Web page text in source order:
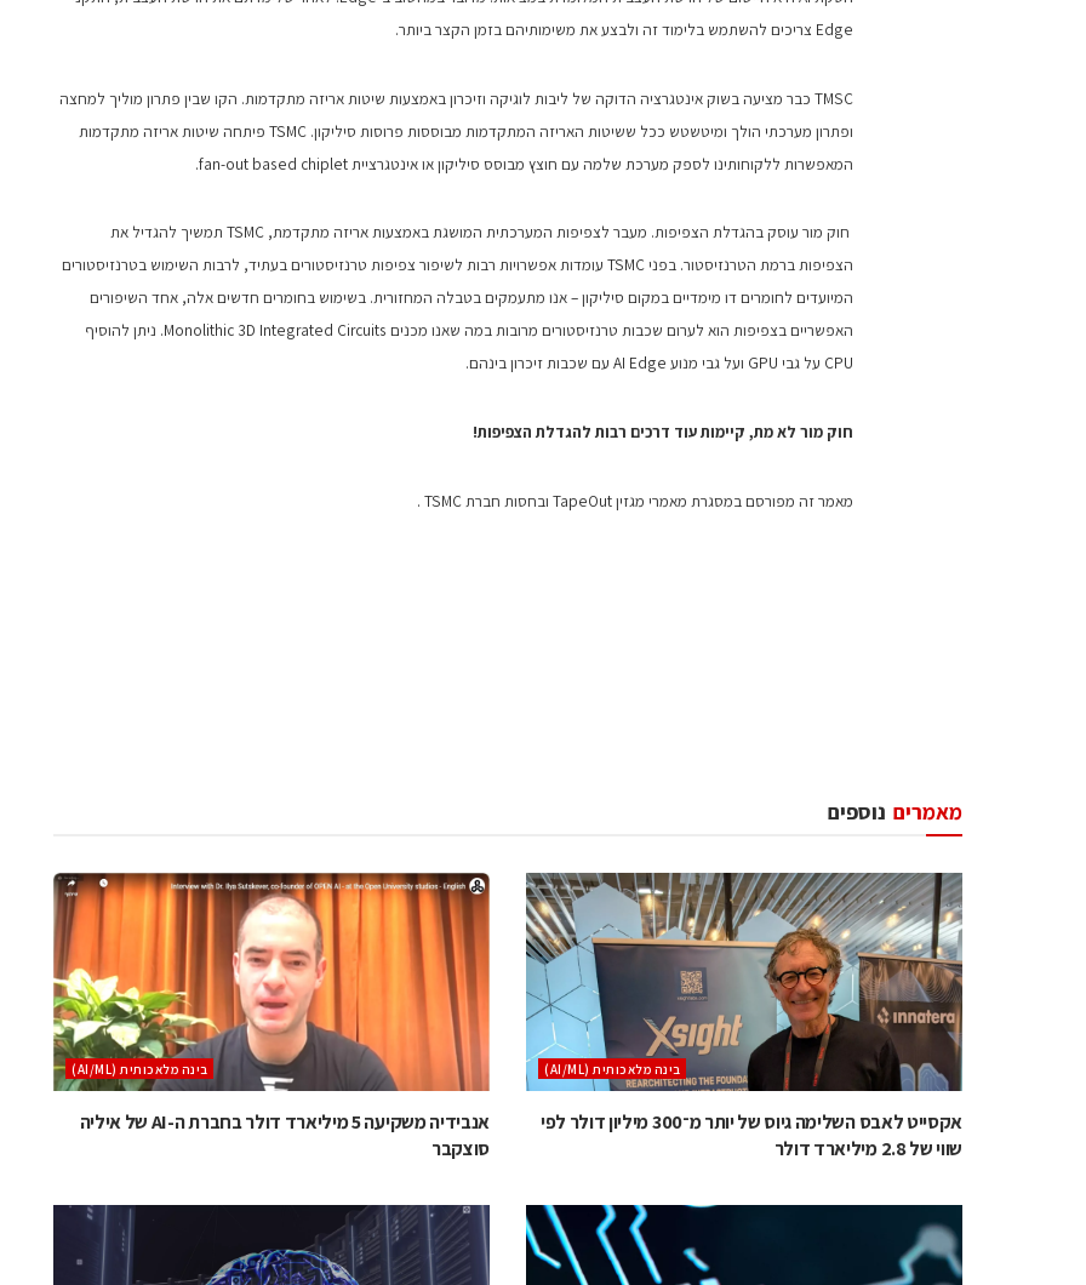
Edge צריכים להשתמש בלימוד זה ולבצע את משימותיהם בזמן הקצר ביותר.
TMSC כבר מציעה בשוק אינטגרציה הדוקה של ליבות לוגיקה וזיכרון באמצעות שיטות אריזה מתקדמות. הקו שבין פתרון מוליך למחצה
ופתרון מערכתי הולך ומיטשטש ככל ששיטות האריזה המתקדמות מבוססות פרוסות סיליקון. TSMC פיתחה שיטות אריזה מתקדמות
המאפשרות ללקוחותינו לספק מערכת שלמה עם חוצץ מבוסס סיליקון או אינטגרציית fan-out based chiplet.
חוק מור עוסק בהגדלת הצפיפות. מעבר לצפיפות המערכתית המושגת באמצעות אריזה מתקדמת, TSMC תמשיך להגדיל את
הצפיפות ברמת הטרנזיסטור. בפני TSMC עומדות אפשרויות רבות לשיפור צפיפות טרנזיסטורים בעתיד, לרבות השימוש בטרנזיסטורים
המיועדים לחומרים דו מימדיים במקום סיליקון – אנו מתעמקים בטבלה המחזורית. בשימוש בחומרים חדשים אלה, אחד השיפורים
האפשריים בצפיפות הוא לערום שכבות טרנזיסטורים מרובות במה שאנו מכנים Monolithic 3D Integrated Circuits. ניתן להוסיף
CPU על גבי GPU ועל גבי מנוע AI Edge עם שכבות זיכרון בינהם.
חוק מור לא מת, קיימות עוד דרכים רבות להגדלת הצפיפות!
מאמר זה מפורסם במסגרת מאמרי מגזין TapeOut ובחסות חברת TSMC .
נוספים מאמרים
בינה מלאכותית (AI/ML)
אקסייט לאבס השלימה גיוס של יותר מ־300 מיליון דולר לפי
שווי של 2.8 מיליארד דולר
בינה מלאכותית (AI/ML)
אנבידיה משקיעה 5 מיליארד דולר בחברת ה-AI של איליה
סוצקבר